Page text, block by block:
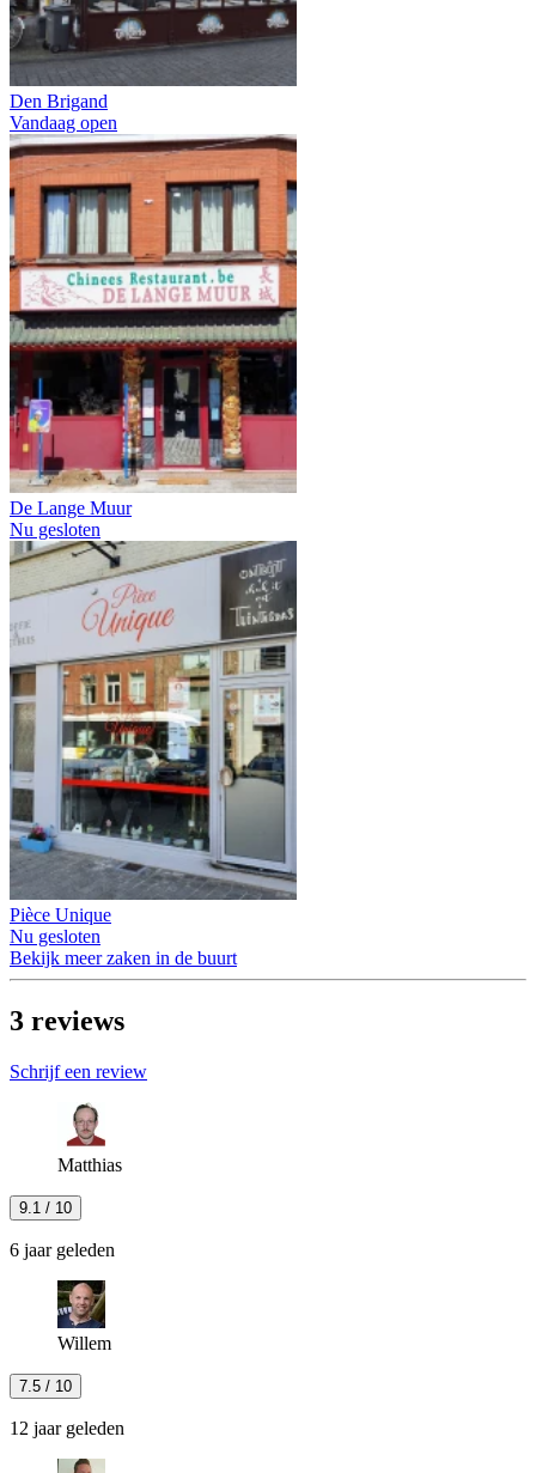
Den Brigand
Vandaag open
De Lange Muur
Nu gesloten
Pièce Unique
Nu gesloten
Bekijk meer zaken in de buurt
3 reviews
Schrijf een review
Matthias
9.1 / 10
6 jaar geleden
Willem
7.5 / 10
12 jaar geleden